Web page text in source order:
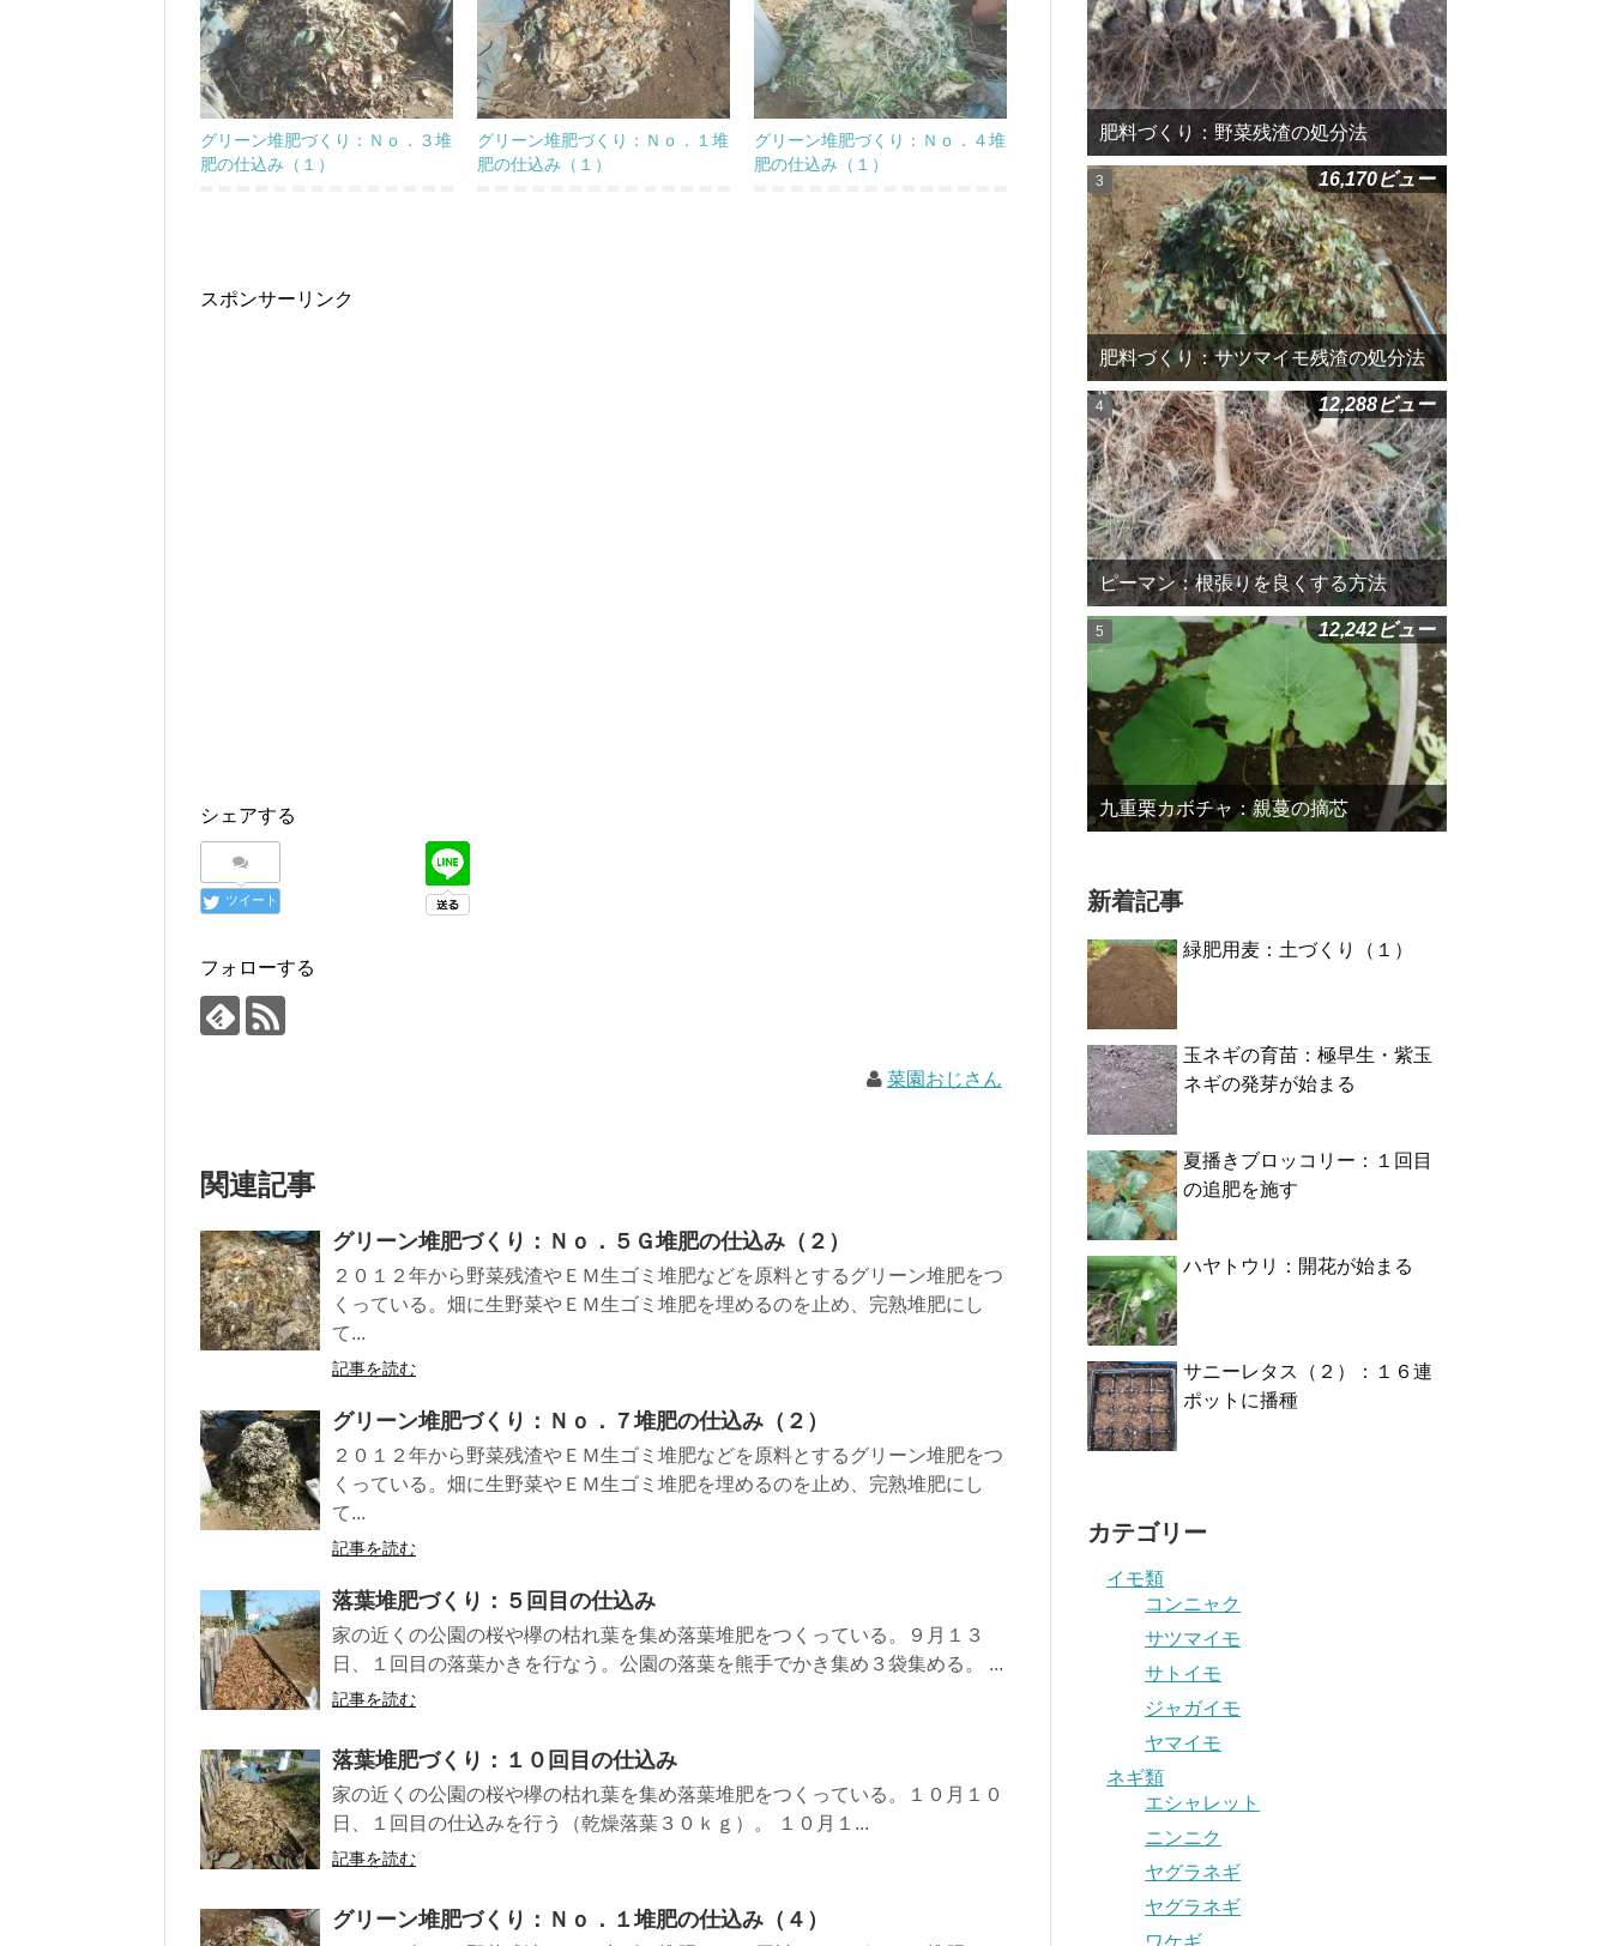
グリーン堆肥づくり：Ｎｏ．３堆
肥の仕込み（１）
グリーン堆肥づくり：Ｎｏ．１堆
肥の仕込み（１）
グリーン堆肥づくり：Ｎｏ．４堆
肥の仕込み（１）
スポンサーリンク
シェアする
ツイート
フォローする
菜園おじさん
関連記事
グリーン堆肥づくり：Ｎｏ．５Ｇ堆肥の仕込み（２）
２０１２年から野菜残渣やＥＭ生ゴミ堆肥などを原料とするグリーン堆肥をつ
くっている。畑に生野菜やＥＭ生ゴミ堆肥を埋めるのを止め、完熟堆肥にし
て...
記事を読む
グリーン堆肥づくり：Ｎｏ．７堆肥の仕込み（２）
２０１２年から野菜残渣やＥＭ生ゴミ堆肥などを原料とするグリーン堆肥をつ
くっている。畑に生野菜やＥＭ生ゴミ堆肥を埋めるのを止め、完熟堆肥にし
て...
記事を読む
落葉堆肥づくり：５回目の仕込み
家の近くの公園の桜や欅の枯れ葉を集め落葉堆肥をつくっている。９月１３
日、１回目の落葉かきを行なう。公園の落葉を熊手でかき集め３袋集める。 ...
記事を読む
落葉堆肥づくり：１０回目の仕込み
家の近くの公園の桜や欅の枯れ葉を集め落葉堆肥をつくっている。１０月１０
日、１回目の仕込みを行う（乾燥落葉３０ｋｇ）。 １０月１...
記事を読む
グリーン堆肥づくり：Ｎｏ．１堆肥の仕込み（４）
肥料づくり：野菜残渣の処分法
肥料づくり：サツマイモ残渣の処分法
16,170ビュー
ピーマン：根張りを良くする方法
12,288ビュー
九重栗カボチャ：親蔓の摘芯
12,242ビュー
新着記事
緑肥用麦：土づくり（１）
玉ネギの育苗：極早生・紫玉
ネギの発芽が始まる
夏播きブロッコリー：１回目
の追肥を施す
ハヤトウリ：開花が始まる
サニーレタス（２）：１６連
ポットに播種
カテゴリー
イモ類
コンニャク
サツマイモ
サトイモ
ジャガイモ
ヤマイモ
ネギ類
エシャレット
ニンニク
ヤグラネギ
ヤグラネギ
ワケギ